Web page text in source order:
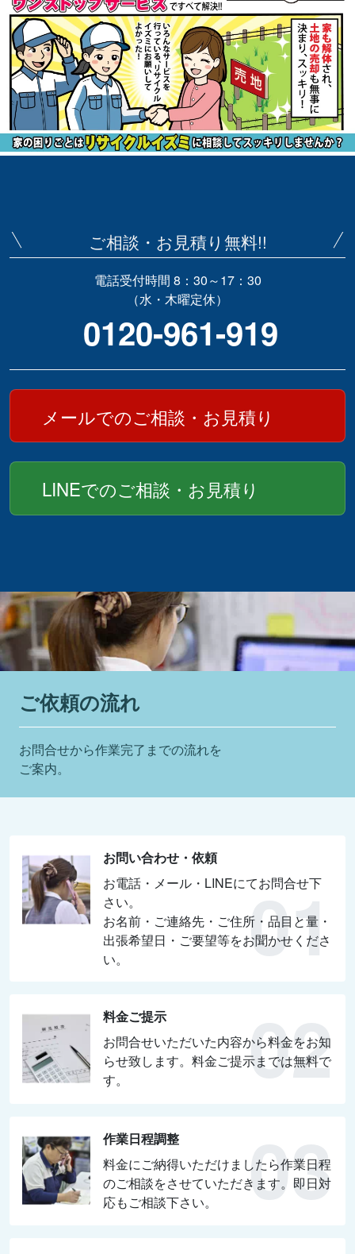
ご相談・お見積り無料!!
電話受付時間 8：30～17：30
（水・木曜定休）
0120-961-919
メールでのご相談・お見積り
LINEでのご相談・お見積り
ご依頼の流れ
お問合せから作業完了までの流れを
ご案内。
お問い合わせ・依頼
お電話・メール・LINEにてお問合せ下
さい。
お名前・ご連絡先・ご住所・品目と量・
出張希望日・ご要望等をお聞かせくださ
い。
料金ご提示
お問合せいただいた内容から料金をお知
らせ致します。料金ご提示までは無料で
す。
作業日程調整
料金にご納得いただけましたら作業日程
のご相談をさせていただきます。即日対
応もご相談下さい。